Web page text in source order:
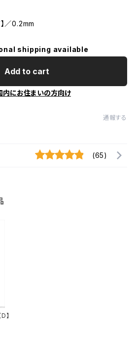
／0.2mm
shipping available
Add to cart
内にお住まいの方向け
通報する
(65)
】